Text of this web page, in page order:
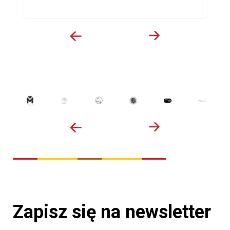
Zapisz się na newsletter